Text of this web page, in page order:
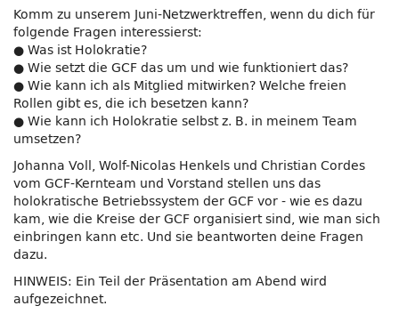
Komm zu unserem Juni-Netzwerktreffen, wenn du dich für
folgende Fragen interessierst:
● Was ist Holokratie?
● Wie setzt die GCF das um und wie funktioniert das?
● Wie kann ich als Mitglied mitwirken? Welche freien
Rollen gibt es, die ich besetzen kann?
● Wie kann ich Holokratie selbst z. B. in meinem Team
umsetzen?
Johanna Voll, Wolf-Nicolas Henkels und Christian Cordes
vom GCF-Kernteam und Vorstand stellen uns das
holokratische Betriebssystem der GCF vor - wie es dazu
kam, wie die Kreise der GCF organisiert sind, wie man sich
einbringen kann etc. Und sie beantworten deine Fragen
dazu.
HINWEIS: Ein Teil der Präsentation am Abend wird
aufgezeichnet.